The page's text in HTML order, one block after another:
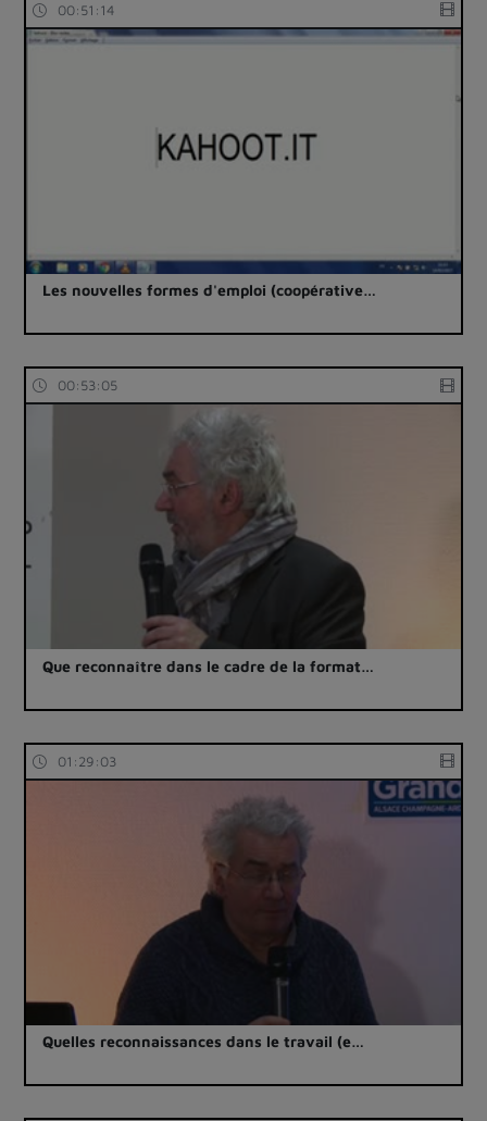
00:51:14
Les nouvelles formes d'emploi (coopérative…
00:53:05
Que reconnaître dans le cadre de la format…
01:29:03
Quelles reconnaissances dans le travail (e…